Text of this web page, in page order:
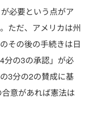
必要という点がア
ただ、アメリカは州
その後の手続きは日
分の3の承認」が必
3分の2の賛成に基
意があれば憲法は